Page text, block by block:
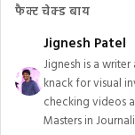
फैक्ट चेक्ड बाय
Jignesh Patel
Jignesh is a writer
knack for visual
checking videos
Masters in